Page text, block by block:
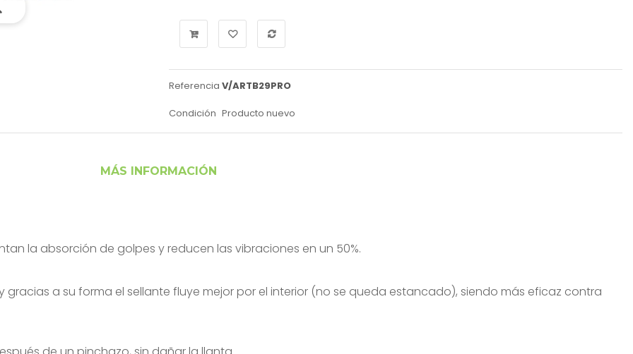
Referencia V/ARTB29PRO
Condición Producto nuevo
MÁS INFORMACIÓN
la absorción de golpes y reducen las vibraciones en un 50%.
a su forma el sellante fluye mejor por el interior (no se queda estancado), siendo más eficaz contra